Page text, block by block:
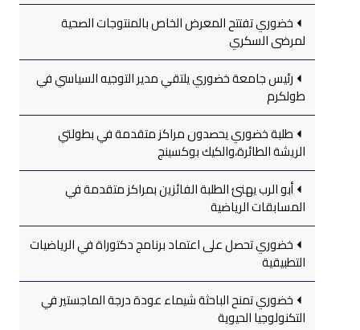
خضوري تفتتح المعرض الخاص بالمنتوجات الصحية
لمرضى السكري
رئيس جامعة خضوري يلتقي مدير التوجيه السياسي في
طولكرم
طلبة خضوري يحصدون مراكز متقدمة في بطولتي
الريشة الطائرة،والكيك بوكسينج
أبو الرب يهنئ الطلبة الفائزين بمراكز متقدمة في
المسابقات الرياضية
خضوري تحصل على اعتماد برنامج دكتوراة في الرياضيات
التطبيقية
خضوري تمنح الباحثة شيماء عودة درجة الماجستير في
التكنولوجيا الحيوية